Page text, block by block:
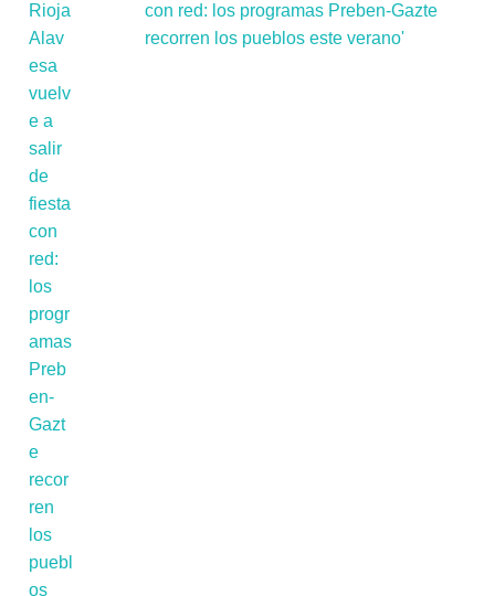
con red: los programas Preben-Gazte
recorren los pueblos este verano'